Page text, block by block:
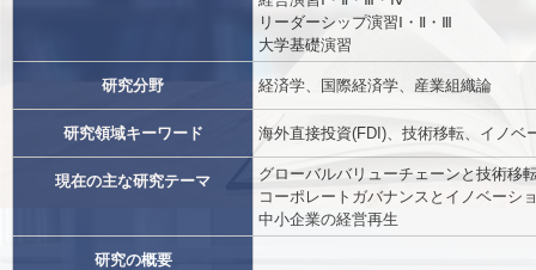
リーダーシップ演習Ⅰ・Ⅱ・Ⅲ
大学基礎演習
研究分野 経済学、国際経済学、産業組織論
研究領域キーワード 海外直接投資(FDI)、技術移転、イノベ
現在の主な研究テーマ
グローバルバリューチェーンと技術移
コーポレートガバナンスとイノベーシ
中小企業の経営再生
研究の概要